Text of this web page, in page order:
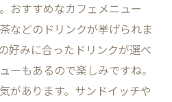
おすすめなカフェメニュー
などのドリンクが挙げられま
好みに合ったドリンクが選べ
ーもあるので楽しみですね。
があります。サンドイッチや